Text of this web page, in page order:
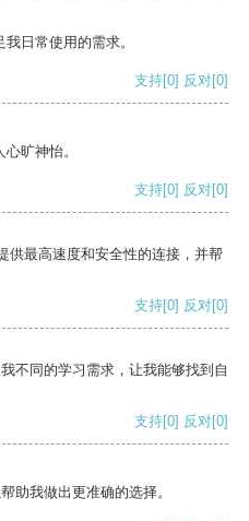
日常使用的需求。
支持[0] 反对[0]
旷神怡。
支持[0] 反对[0]
供最高速度和安全性的连接，并帮
支持[0] 反对[0]
不同的学习需求，让我能够找到自
支持[0] 反对[0]
助我做出更准确的选择。